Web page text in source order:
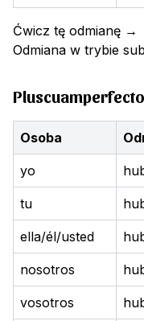
Ćwicz tę odmianę →
Odmiana w trybie
Pluscuamperfecto
Osoba
yo
tu
ella/él/usted
nosotros
vosotros